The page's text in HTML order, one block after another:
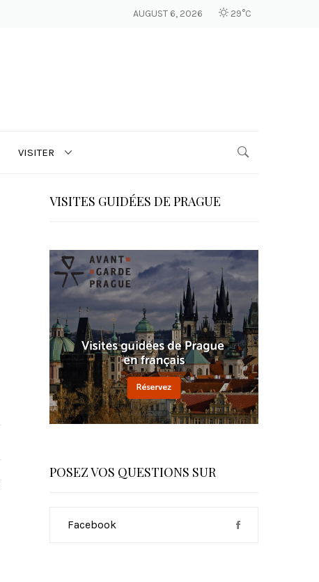
AUGUST 6, 2026 29°C
VISITER
VISITES GUIDÉES DE PRAGUE
POSEZ VOS QUESTIONS SUR
Facebook